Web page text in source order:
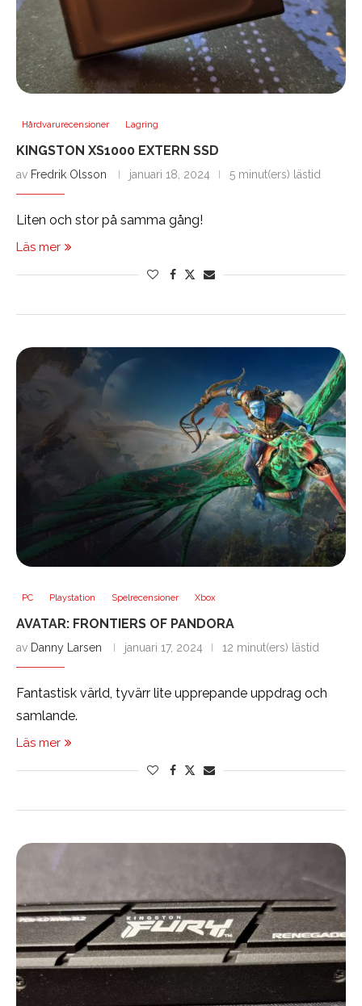
Hårdvarurecensioner Lagring
KINGSTON XS1000 EXTERN SSD
av Fredrik Olsson januari 18, 2024 5 minut(ers) lästid
Liten och stor på samma gång!
Läs mer
PC Playstation Spelrecensioner Xbox
AVATAR: FRONTIERS OF PANDORA
av Danny Larsen januari 17, 2024 12 minut(ers) lästid
Fantastisk värld, tyvärr lite upprepande uppdrag och
samlande.
Läs mer